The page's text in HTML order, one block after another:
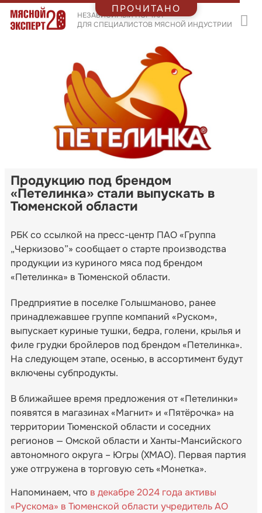
НЕЗАВИСИМЫЙ ПОРТАЛ
ДЛЯ СПЕЦИАЛИСТОВ МЯСНОЙ ИНДУСТРИИ
Продукцию под брендом
«Петелинка» стали выпускать в
Тюменской области
РБК со ссылкой на пресс-центр ПАО «Группа
„Черкизово”» сообщает о старте производства
продукции из куриного мяса под брендом
«Петелинка» в Тюменской области.
Предприятие в поселке Голышманово, ранее
принадлежавшее группе компаний «Руском»,
выпускает куриные тушки, бедра, голени, крылья и
филе грудки бройлеров под брендом «Петелинка».
На следующем этапе, осенью, в ассортимент будут
включены субпродукты.
В ближайшее время предложения от «Петелинки»
появятся в магазинах «Магнит» и «Пятёрочка» на
территории Тюменской области и соседних
регионов — Омской области и Ханты-Мансийского
автономного округа – Югры (ХМАО). Первая партия
уже отгружена в торговую сеть «Монетка».
Напоминаем, что в декабре 2024 года активы
«Рускома» в Тюменской области учредитель АО
ПРОЧИТАНО